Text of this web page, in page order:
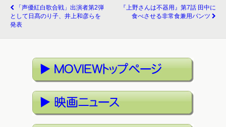
「声優紅白歌合戦」出演者第2弾
として日髙のり子、井上和彦らを
発表
『上野さんは不器用』第7話 田中に
食べさせる非常食兼用パンツ